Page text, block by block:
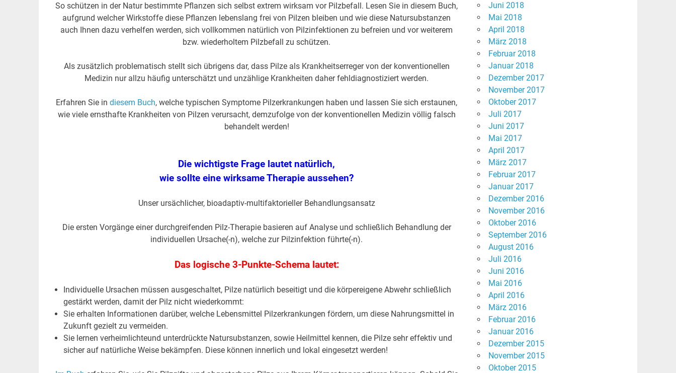
So schützen in der Natur bestimmte Pflanzen sich selbst extrem wirksam vor Pilzbefall. Lesen Sie in diesem Buch,
aufgrund welcher Wirkstoffe diese Pflanzen lebenslang frei von Pilzen bleiben und wie diese Natursubstanzen
auch Ihnen dazu verhelfen werden, sich vollkommen natürlich von Pilzinfektionen zu befreien und vor weiterem
bzw. wiederholtem Pilzbefall zu schützen.
Als zusätzlich problematisch stellt sich übrigens dar, dass Pilze als Krankheitserreger von der konventionellen
Medizin nur allzu häufig unterschätzt und unzählige Krankheiten daher fehldiagnostiziert werden.
Erfahren Sie indiesem Buch, welche typischen Symptome Pilzerkrankungen haben und lassen Sie sich erstaunen,
wie viele ernsthafte Krankheiten von Pilzen verursacht, demzufolge von der konventionellen Medizin völlig falsch
behandelt werden!
Die wichtigste Frage lautet natürlich,
wie sollte eine wirksame Therapie aussehen?
Unser ursächlicher, bioadaptiv-multifaktorieller Behandlungsansatz
Die ersten Vorgänge einer durchgreifenden Pilz-Therapie basieren auf Analyse und schließlich Behandlung der
individuellen Ursache(-n), welche zur Pilzinfektion führte(-n).
Das logische 3-Punkte-Schema lautet:
Individuelle Ursachen müssen ausgeschaltet, Pilze natürlich beseitigt und die körpereigene Abwehr schließlich
gestärkt werden, damit der Pilz nicht wiederkommt:
Sie erhalten Informationen darüber, welche Lebensmittel Pilzerkrankungen fördern, um diese Nahrungsmittel in
Zukunft gezielt zu vermeiden.
Sie lernen verheimlichteund unterdrückte Natursubstanzen, sowie Heilmittel kennen, die Pilze sehr effektiv und
sicher auf natürliche Weise bekämpfen. Diese können innerlich und lokal eingesetzt werden!
Juni 2018
Mai 2018
April 2018
März 2018
Februar 2018
Januar 2018
Dezember 2017
November 2017
Oktober 2017
Juli 2017
Juni 2017
Mai 2017
April 2017
März 2017
Februar 2017
Januar 2017
Dezember 2016
November 2016
Oktober 2016
September 2016
August 2016
Juli 2016
Juni 2016
Mai 2016
April 2016
März 2016
Februar 2016
Januar 2016
Dezember 2015
November 2015
Oktober 2015